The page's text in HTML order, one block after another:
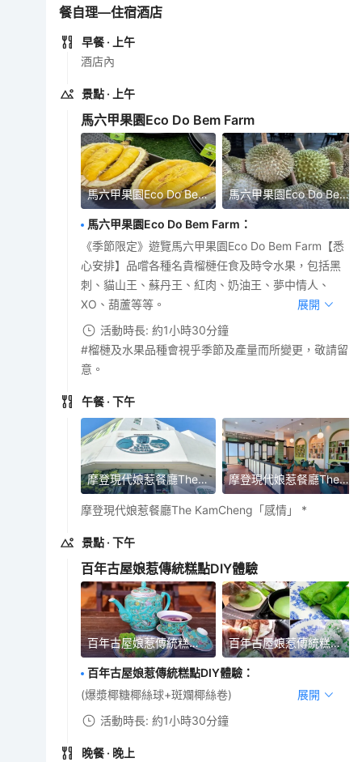
餐自理—住宿酒店
早餐 · 上午
酒店內
景點 · 上午
馬六甲果園Eco Do Bem Farm
馬六甲果園Eco Do Bem Farm 馬六甲果園Eco Do Bem Farm
馬六甲果園Eco Do Bem Farm ：
《季節限定》遊覽馬六甲果園Eco Do Bem Farm【悉
心安排】品嚐各種名貴榴槤任食及時令水果，包括黑
刺、貓山王、蘇丹王、紅肉、奶油王、夢中情人、
XO、葫蘆等等。
展開
活動時長: 約1小時30分鐘
#榴槤及水果品種會視乎季節及產量而所變更，敬請留
意。
午餐 · 下午
摩登現代娘惹餐廳The KamCheng「感情」 摩登現代娘惹餐廳The KamCheng「感情」
摩登現代娘惹餐廳The KamCheng「感情」 *
景點 · 下午
百年古屋娘惹傳統糕點DIY體驗
百年古屋娘惹傳統糕點DIY體驗 百年古屋娘惹傳統糕點DIY體驗
百年古屋娘惹傳統糕點DIY體驗 ：
(爆漿椰糖椰絲球+斑斕椰絲卷)
展開
活動時長: 約1小時30分鐘
晚餐 · 晚上